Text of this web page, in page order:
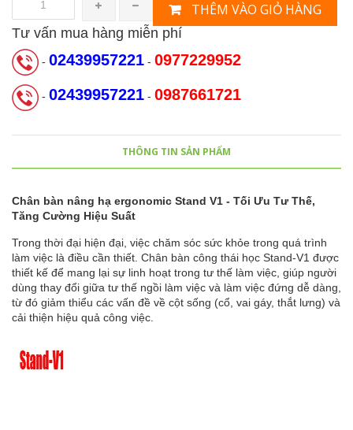
THÊM VÀO GIỎ HÀNG
Tư vấn mua hàng miễn phí
- 02439957221 - 0977229952
- 02439957221 - 0987661721
THÔNG TIN SẢN PHẨM
Chân bàn nâng hạ ergonomic Stand V1 - Tối Ưu Tư Thế,
Tăng Cường Hiệu Suất
Trong thời đại hiện đại, việc chăm sóc sức khỏe trong quá trình
làm việc là điều cần thiết. Chân bàn công thái học Stand-V1 được
thiết kế để mang lại sự linh hoạt trong tư thế làm việc, giúp người
dùng thay đổi giữa tư thế ngồi làm việc và làm việc đứng dễ dàng,
từ đó giảm thiểu các vấn đề về cột sống (cổ, vai gáy, thắt lưng) và
cải thiện hiệu quả công việc.